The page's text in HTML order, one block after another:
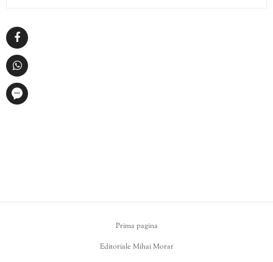
Prima pagina
Editoriale Mihai Morar